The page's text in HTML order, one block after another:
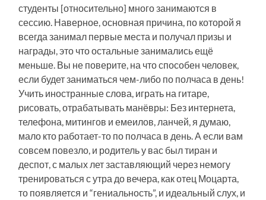
студенты [относительно] много занимаются в
сессию. Наверное, основная причина, по которой я
всегда занимал первые места и получал призы и
награды, это что остальные занимались ещё
меньше. Вы не поверите, на что способен человек,
если будет заниматься чем-либо по полчаса в день!
Учить иностранные слова, играть на гитаре,
рисовать, отрабатывать манёвры: Без интернета,
телефона, митингов и емеилов, ланчей, я думаю,
мало кто работает-то по полчаса в день. А если вам
совсем повезло, и родитель у вас был тиран и
деспот, с малых лет заставляющий через немогу
тренироваться с утра до вечера, как отец Моцарта,
то появляется и “гениальность”, и идеальный слух, и